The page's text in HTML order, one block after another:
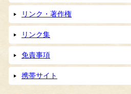
リンク・著作権
リンク集
免責事項
携帯サイト